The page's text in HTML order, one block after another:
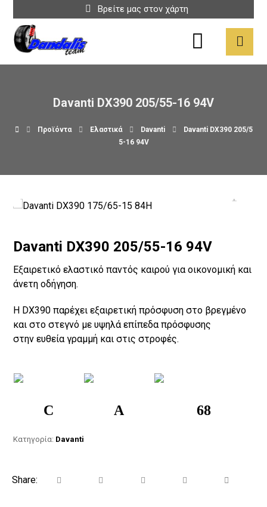
Βρείτε μας στον χάρτη
Davanti DX390 205/55-16 94V
Προϊόντα Ελαστικά Davanti
Davanti DX390 205/5
5-16 94V
Davanti DX390 205/55-16 94V
Εξαιρετικό ελαστικό παντός καιρού για οικονομική και
άνετη οδήγηση.
Η DX390 παρέχει εξαιρετική πρόσφυση στο βρεγμένο
και στο στεγνό με υψηλά επίπεδα πρόσφυσης
στην ευθεία γραμμή και στις στροφές.
C A 68
Κατηγορία: Davanti